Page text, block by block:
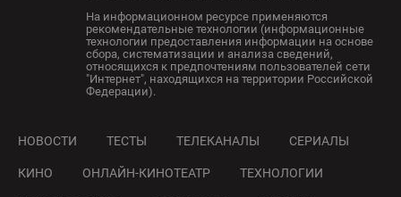
На информационном ресурсе применяются
рекомендательные технологии (информационные
технологии предоставления информации на основе
сбора, систематизации и анализа сведений,
относящихся к предпочтениям пользователей сети
"Интернет", находящихся на территории Российской
Федерации).
НОВОСТИ ТЕСТЫ ТЕЛЕКАНАЛЫ СЕРИАЛЫ
КИНО ОНЛАЙН-КИНОТЕАТР ТЕХНОЛОГИИ